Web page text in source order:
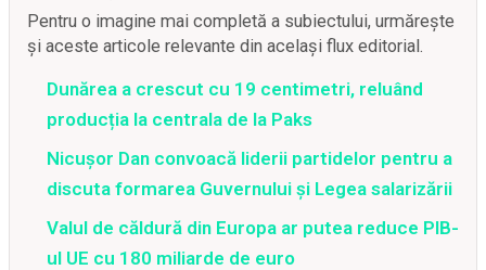
Pentru o imagine mai completă a subiectului, urmărește
și aceste articole relevante din același flux editorial.
Dunărea a crescut cu 19 centimetri, reluând
producția la centrala de la Paks
Nicușor Dan convoacă liderii partidelor pentru a
discuta formarea Guvernului și Legea salarizării
Valul de căldură din Europa ar putea reduce PIB-
ul UE cu 180 miliarde de euro